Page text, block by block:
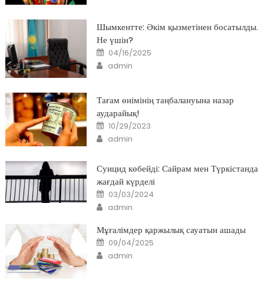
Шымкентте: Әкім қызметінен босатылды.
Не үшін?
Posted
on
04/16/2025
Author
admin
Тағам өнімінің таңбалануына назар
аударайық!
Posted
on
10/29/2023
Author
admin
Суицид көбейді: Сайрам мен Түркістанда
жағдай күрделі
Posted
on
03/03/2024
Author
admin
Мұғалімдер қаржылық сауатын ашады
Posted
on
09/04/2025
Author
admin